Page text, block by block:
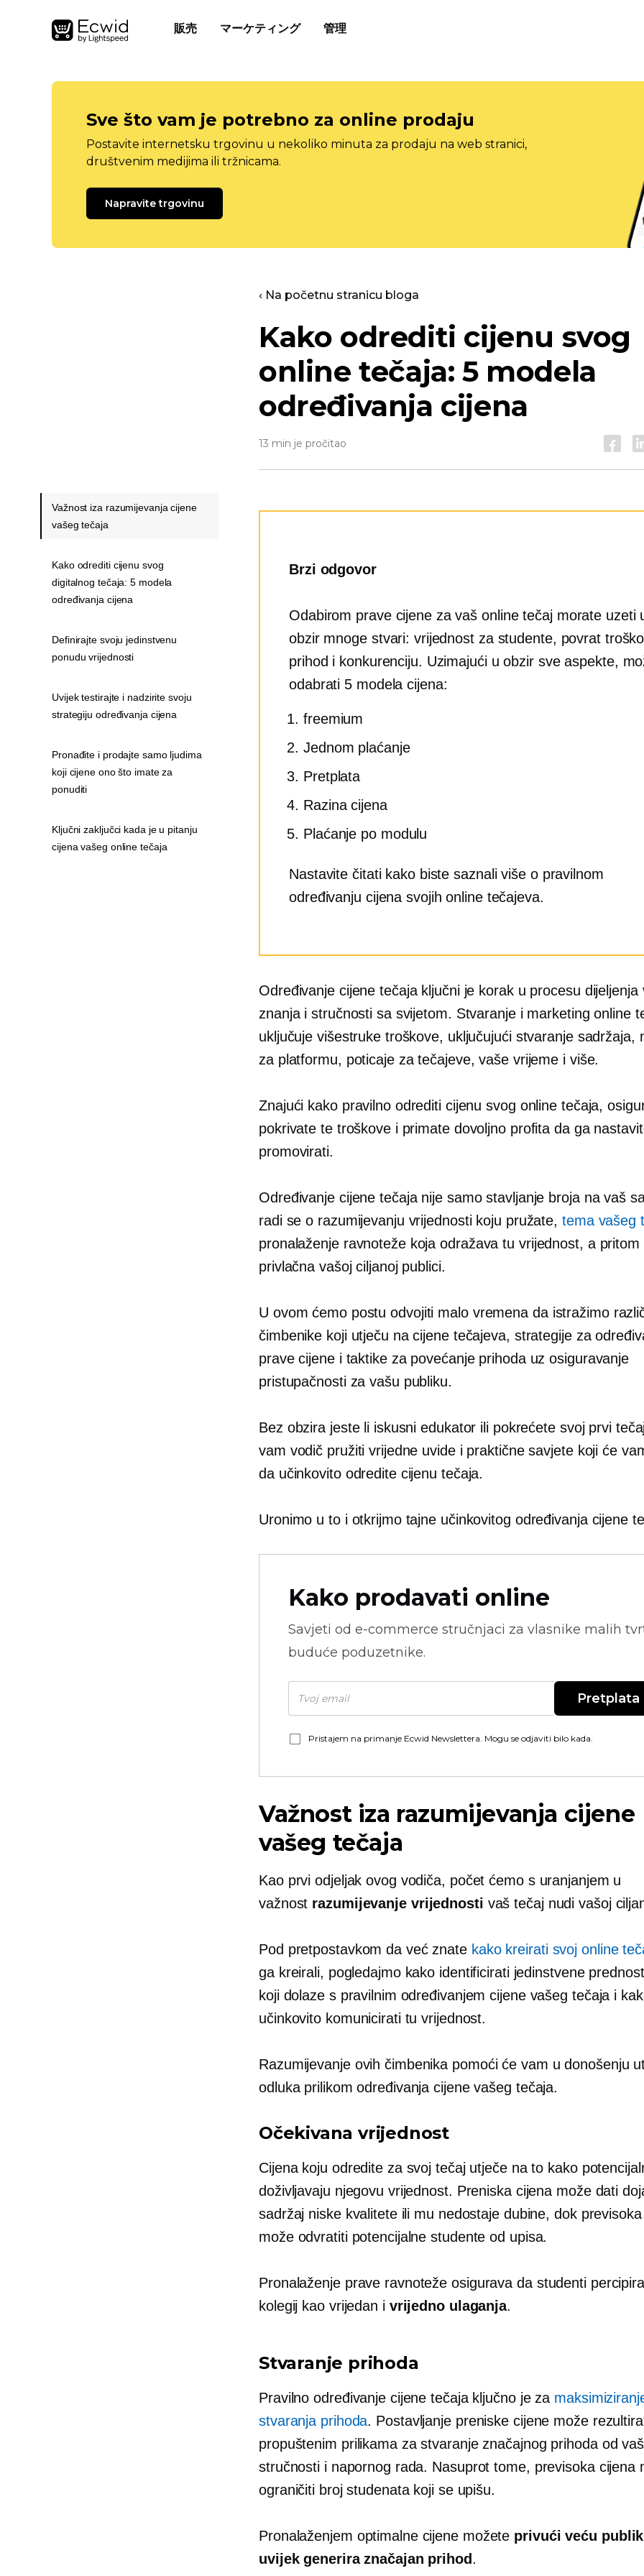
販売 マーケティング 管理
Sve što vam je potrebno za online prodaju
Postavite internetsku trgovinu u nekoliko minuta za prodaju na web stranici,
društvenim medijima ili tržnicama.
Napravite trgovinu
‹ Na početnu stranicu bloga
Kako odrediti cijenu svog
online tečaja: 5 modela
određivanja cijena
13 min je pročitao
Brzi odgovor
Odabirom prave cijene za vaš online tečaj morate uzeti
obzir mnoge stvari: vrijednost za studente, povrat
prihod i konkurenciju. Uzimajući u obzir sve aspekte,
odabrati 5 modela cijena:
freemium
Jednom plaćanje
Pretplata
Razina cijena
Plaćanje po modulu
Nastavite čitati kako biste saznali više o pravilnom
određivanju cijena svojih online tečajeva.
Određivanje cijene tečaja ključni je korak u procesu dijeljenja
znanja i stručnosti sa svijetom. Stvaranje i marketing online
uključuje višestruke troškove, uključujući stvaranje sadržaja,
za platformu, poticaje za tečajeve, vaše vrijeme i više.
Znajući kako pravilno odrediti cijenu svog online tečaja,
pokrivate te troškove i primate dovoljno profita da ga
promovirati.
Određivanje cijene tečaja nije samo stavljanje broja na vaš
radi se o razumijevanju vrijednosti koju pružate, tema vašeg
pronalaženje ravnoteže koja odražava tu vrijednost, a pritom
privlačna vašoj ciljanoj publici.
U ovom ćemo postu odvojiti malo vremena da istražimo
čimbenike koji utječu na cijene tečajeva, strategije za
prave cijene i taktike za povećanje prihoda uz osiguravanje
pristupačnosti za vašu publiku.
Bez obzira jeste li iskusni edukator ili pokrećete svoj prvi
vam vodič pružiti vrijedne uvide i praktične savjete koji će
da učinkovito odredite cijenu tečaja.
Uronimo u to i otkrijmo tajne učinkovitog određivanja cijene
Kako prodavati online
Savjeti od e-commerce stručnjaci za vlasnike malih
buduće poduzetnike.
Pretplata
Pristajem na primanje Ecwid Newslettera. Mogu se odjaviti bilo kada.
Važnost iza razumijevanja cijene
vašeg tečaja
Kao prvi odjeljak ovog vodiča, počet ćemo s uranjanjem u
važnost razumijevanje vrijednosti vaš tečaj nudi vašoj
Pod pretpostavkom da već znate kako kreirati svoj online
ga kreirali, pogledajmo kako identificirati jedinstvene
koji dolaze s pravilnim određivanjem cijene vašeg tečaja i
učinkovito komunicirati tu vrijednost.
Razumijevanje ovih čimbenika pomoći će vam u donošenju
odluka prilikom određivanja cijene vašeg tečaja.
Očekivana vrijednost
Cijena koju odredite za svoj tečaj utječe na to kako
doživljavaju njegovu vrijednost. Preniska cijena može dati
sadržaj niske kvalitete ili mu nedostaje dubine, dok
može odvratiti potencijalne studente od upisa.
Pronalaženje prave ravnoteže osigurava da studenti
kolegij kao vrijedan i vrijedno ulaganja.
Stvaranje prihoda
Pravilno određivanje cijene tečaja ključno je za
stvaranja prihoda. Postavljanje preniske cijene može
propuštenim prilikama za stvaranje značajnog prihoda od
stručnosti i napornog rada. Nasuprot tome, previsoka cijena
ograničiti broj studenata koji se upišu.
Pronalaženjem optimalne cijene možete privući veću
uvijek generira značajan prihod.
Važnost iza razumijevanja cijene
vašeg tečaja
Kako odrediti cijenu svog
digitalnog tečaja: 5 modela
određivanja cijena
Definirajte svoju jedinstvenu
ponudu vrijednosti
Uvijek testirajte i nadzirite svoju
strategiju određivanja cijena
Pronađite i prodajte samo ljudima
koji cijene ono što imate za
ponuditi
Ključni zaključci kada je u pitanju
cijena vašeg online tečaja